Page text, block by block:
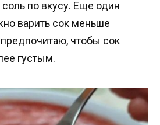
по вкусу. Еще один
варить сок меньше
чтобы сок
густым.